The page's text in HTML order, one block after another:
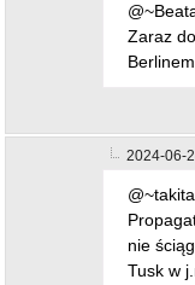
Zaraz
Berlinem
2024-06-
nie
Tusk w